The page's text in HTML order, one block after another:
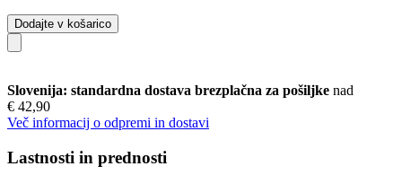
Dodajte v košarico
Slovenija: standardna dostava brezplačna za pošiljke nad
€ 42,90
Več informacij o odpremi in dostavi
Lastnosti in prednosti